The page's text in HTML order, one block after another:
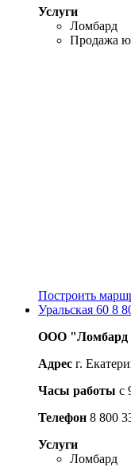
Услуги
Ломбард
Продажа
Построить
Уральская 60 8
ООО "Ломбард
Адрес г.
Часы работы c
Телефон 8 800
Услуги
Ломбард